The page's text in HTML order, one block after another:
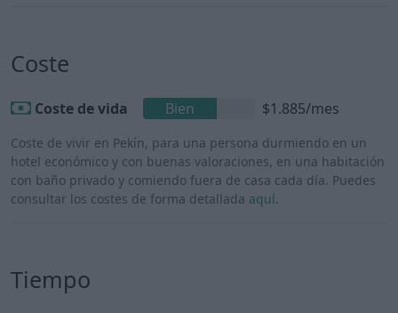
Coste
Coste de vida Bien $1.885/mes
Coste de vivir en Pekín, para una persona durmiendo en un
hotel económico y con buenas valoraciones, en una habitación
con baño privado y comiendo fuera de casa cada día. Puedes
consultar los costes de forma detallada aquí.
Tiempo